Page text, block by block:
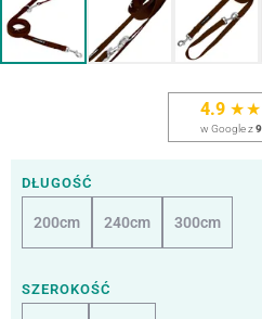
4.9
w Google z
DŁUGOŚĆ
200cm 240cm 300cm
SZEROKOŚĆ